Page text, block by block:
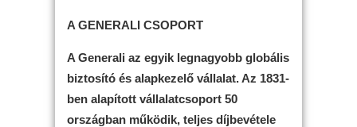
A GENERALI CSOPORT
A Generali az egyik legnagyobb globális
biztosító és alapkezelő vállalat. Az 1831-
ben alapított vállalatcsoport 50
országban működik, teljes díjbevétele